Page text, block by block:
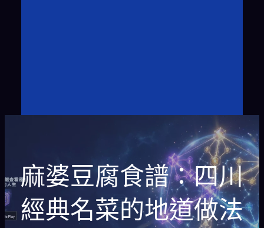
麻婆豆腐食譜：四川
經典名菜的地道做法